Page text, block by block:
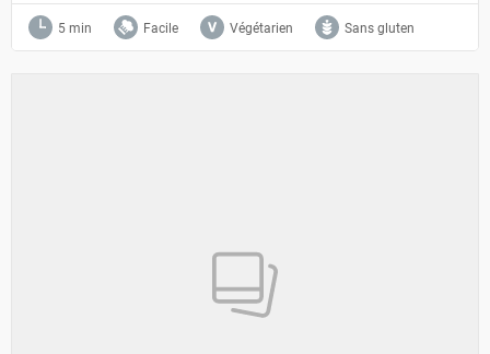
5 min Facile Végétarien Sans gluten